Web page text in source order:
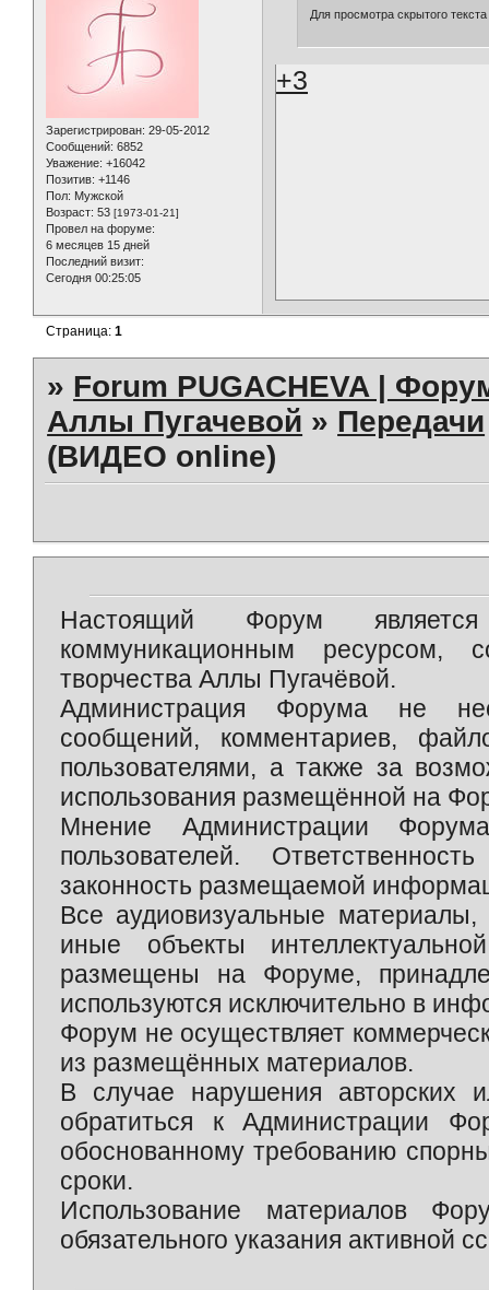
Зарегистрирован: 29-05-2012
Сообщений: 6852
Уважение: +16042
Позитив: +1146
Пол: Мужской
Возраст: 53 [1973-01-21]
Провел на форуме:
6 месяцев 15 дней
Последний визит:
Сегодня 00:25:05
Для просмотра скрытого
+3
Страница:1
» Forum PUGACHEVA |
Аллы Пугачевой » Передачи
(ВИДЕО online)
Настоящий Форум является
коммуникационным ресурсом,
творчества Аллы Пугачёвой.
Администрация Форума не
сообщений, комментариев,
пользователями, а также за
использования размещённой на
Мнение Администрации
пользователей.
законность размещаемой
Все аудиовизуальные
иные объекты
размещены на Форуме,
используются исключительно в
Форум не осуществляет
из размещённых материалов.
В случае нарушения авторских
обратиться к Администрации
обоснованному требованию
сроки.
Использование материалов
обязательного указания активной